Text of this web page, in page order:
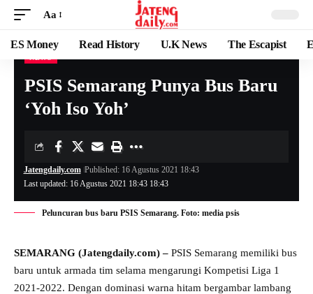
Aa
ES Money Read History U.K News The Escapist
PSIS Semarang Punya Bus Baru
‘Yoh Iso Yoh’
Last updated: 16 Agustus 2021 18:43 18:43
Jatengdaily.com Published: 16 Agustus 2021 18:43
Peluncuran bus baru PSIS Semarang. Foto: media psis
SEMARANG (Jatengdaily.com) – PSIS Semarang memiliki bus
baru untuk armada tim selama mengarungi Kompetisi Liga 1
2021-2022. Dengan dominasi warna hitam bergambar lambang